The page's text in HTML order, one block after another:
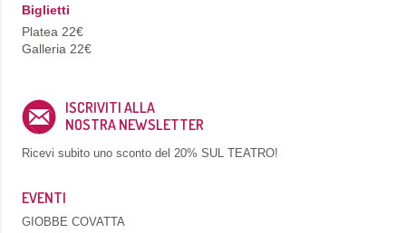
Biglietti
Platea 22€
Galleria 22€
ISCRIVITI ALLA
NOSTRA NEWSLETTER
Ricevi subito uno sconto del 20% SUL TEATRO!
EVENTI
GIOBBE COVATTA